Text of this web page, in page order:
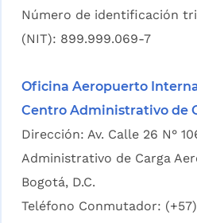
Número de identificación
(NIT): 899.999.069-7
Oficina Aeropuerto
Centro Administrativo de
Dirección: Av. Calle 26 N°
Administrativo de Carga
Bogotá, D.C.
Teléfono Conmutador: